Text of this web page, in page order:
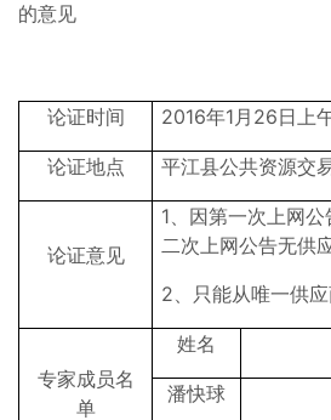
的意见
论证时间 2016年1月26日上
论证地点 平江县公共资源交
论证意见
1、因第一次上网
二次上网公告无供
2、只能从唯一供应
专家成员名
单
姓名
潘快球